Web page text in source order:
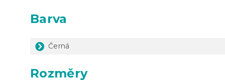
Barva
Černá
Rozměry